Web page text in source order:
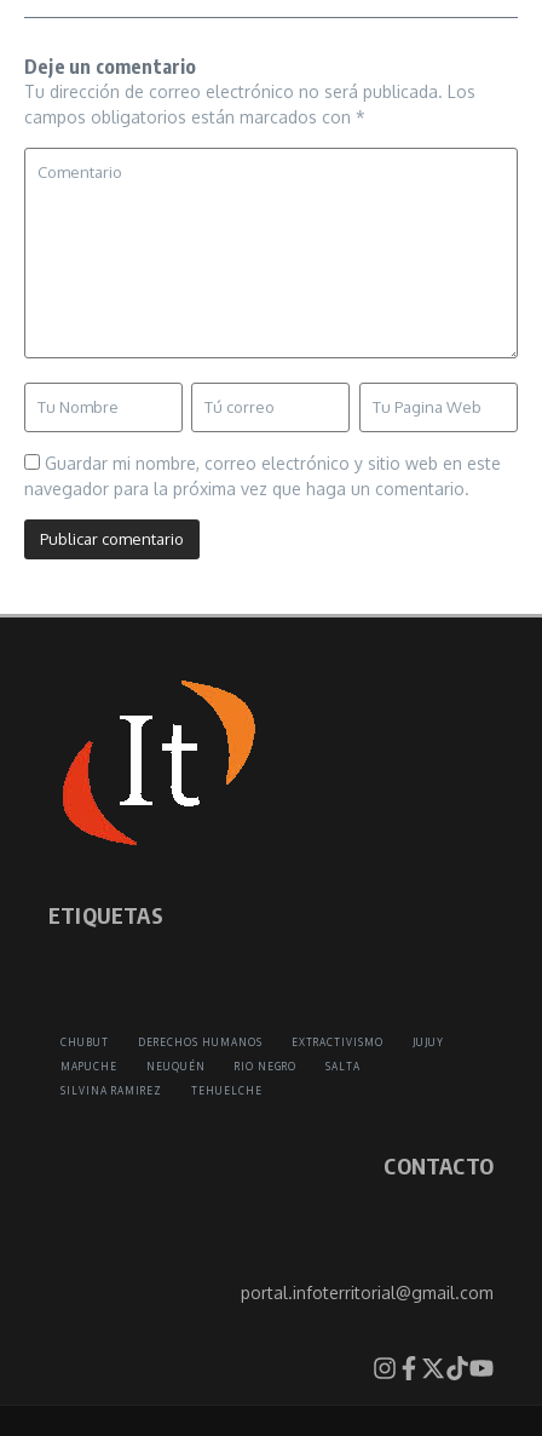
Deje un comentario
Tu dirección de correo electrónico no será publicada. Los
campos obligatorios están marcados con *
Guardar mi nombre, correo electrónico y sitio web en este
navegador para la próxima vez que haga un comentario.
ETIQUETAS
CHUBUT DERECHOS HUMANOS EXTRACTIVISMO
JUJUY
MAPUCHE
NEUQUÉN RIO NEGRO
SALTA
SILVINA RAMIREZ
TEHUELCHE
CONTACTO
portal.infoterritorial@gmail.com